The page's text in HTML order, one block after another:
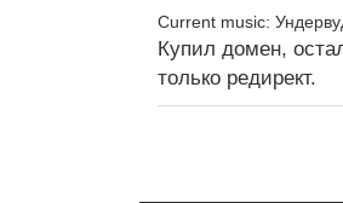
Current music:
Купил домен,
только редирект.